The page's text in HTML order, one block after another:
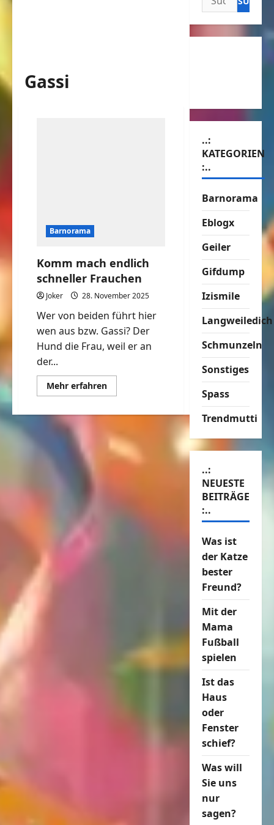
Gassi
Barnorama
Komm mach endlich
schneller Frauchen
Joker 28. November 2025
Wer von beiden führt hier
wen aus bzw. Gassi? Der
Hund die Frau, weil er an
der...
Mehr erfahrenMehr
Informationen
mach
schneller
Frauchen
nach:
..:
KATEGORIEN
:..
Barnorama
Eblogx
Geiler
Gifdump
Izismile
Langweiledich
Schmunzeln
Sonstiges
Spass
Trendmutti
..:
NEUESTE
BEITRÄGE
:..
Was ist
der Katze
bester
Freund?
Mit der
Mama
Fußball
spielen
Ist das
Haus
oder
Fenster
schief?
Was will
Sie uns
nur
sagen?